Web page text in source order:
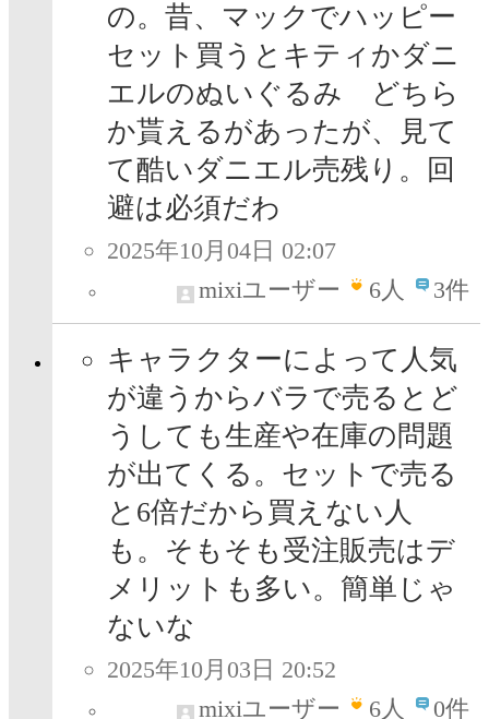
の。昔、マックでハッピー
セット買うとキティかダニ
エルのぬいぐるみ どちら
か貰えるがあったが、見て
て酷いダニエル売残り。回
避は必須だわ
2025年10月04日 02:07
mixiユーザー
6人 3件
キャラクターによって人気
が違うからバラで売るとど
うしても生産や在庫の問題
が出てくる。セットで売る
と6倍だから買えない人
も。そもそも受注販売はデ
メリットも多い。簡単じゃ
ないな
2025年10月03日 20:52
mixiユーザー
6人 0件